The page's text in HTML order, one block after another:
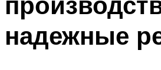
надежные